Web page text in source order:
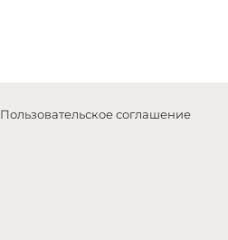
Пользовательское соглашение